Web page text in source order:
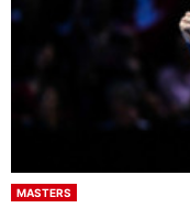
MASTERS